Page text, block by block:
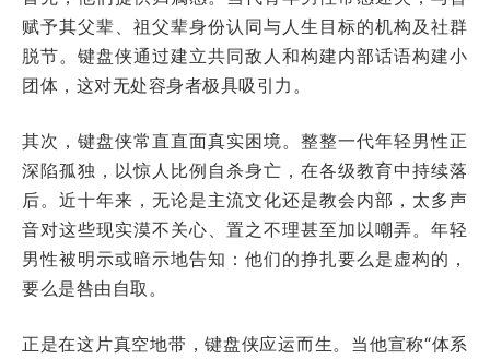
赋予其父辈、祖父辈身份认同与人生目标的机构及社群
脱节。键盘侠通过建立共同敌人和构建内部话语构建小
团体，这对无处容身者极具吸引力。
其次，键盘侠常直直面真实困境。整整一代年轻男性正
深陷孤独，以惊人比例自杀身亡，在各级教育中持续落
后。近十年来，无论是主流文化还是教会内部，太多声
音对这些现实漠不关心、置之不理甚至加以嘲弄。年轻
男性被明示或暗示地告知：他们的挣扎要么是虚构的，
要么是咎由自取。
正是在这片真空地带，键盘侠应运而生。当他宣称“体系